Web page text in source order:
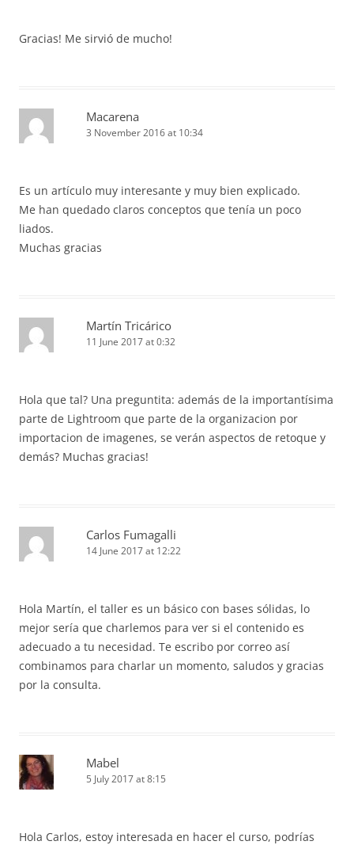
Gracias! Me sirvió de mucho!
Macarena
3 November 2016 at 10:34
Es un artículo muy interesante y muy bien explicado.
Me han quedado claros conceptos que tenía un poco
liados.
Muchas gracias
Martín Tricárico
11 June 2017 at 0:32
Hola que tal? Una preguntita: además de la importantísima
parte de Lightroom que parte de la organizacion por
importacion de imagenes, se verán aspectos de retoque y
demás? Muchas gracias!
Carlos Fumagalli
14 June 2017 at 12:22
Hola Martín, el taller es un básico con bases sólidas, lo
mejor sería que charlemos para ver si el contenido es
adecuado a tu necesidad. Te escribo por correo así
combinamos para charlar un momento, saludos y gracias
por la consulta.
Mabel
5 July 2017 at 8:15
Hola Carlos, estoy interesada en hacer el curso, podrías